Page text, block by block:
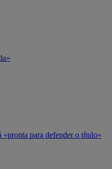
para defender o título»